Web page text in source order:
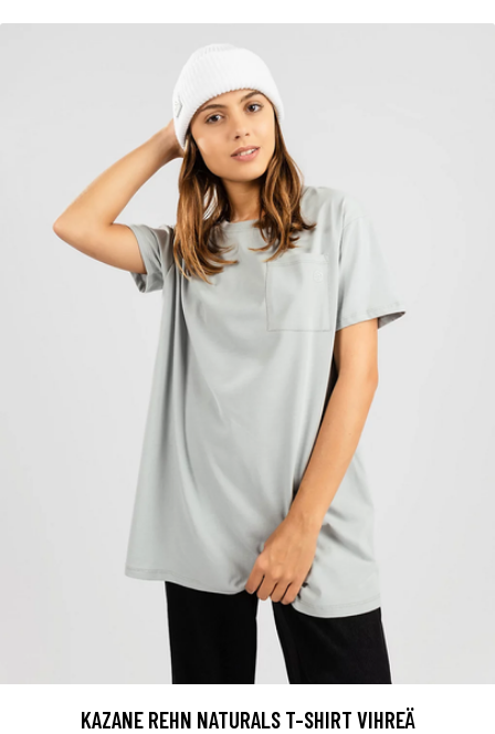
KAZANE REHN NATURALS T-SHIRT VIHREÄ